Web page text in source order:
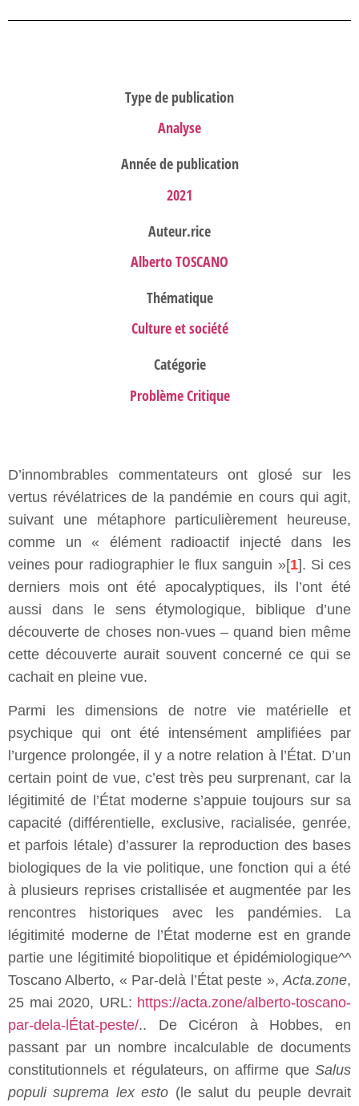
Type de publication
Analyse
Année de publication
2021
Auteur.rice
Alberto TOSCANO
Thématique
Culture et société
Catégorie
Problème Critique
D’innombrables commentateurs ont glosé sur les
vertus révélatrices de la pandémie en cours qui agit,
suivant une métaphore particulièrement heureuse,
comme un « élément radioactif injecté dans les
veines pour radiographier le flux sanguin »[1]. Si ces
derniers mois ont été apocalyptiques, ils l’ont été
aussi dans le sens étymologique, biblique d’une
découverte de choses non-vues – quand bien même
cette découverte aurait souvent concerné ce qui se
cachait en pleine vue.
Parmi les dimensions de notre vie matérielle et
psychique qui ont été intensément amplifiées par
l’urgence prolongée, il y a notre relation à l’État. D’un
certain point de vue, c’est très peu surprenant, car la
légitimité de l’État moderne s’appuie toujours sur sa
capacité (différentielle, exclusive, racialisée, genrée,
et parfois létale) d’assurer la reproduction des bases
biologiques de la vie politique, une fonction qui a été
à plusieurs reprises cristallisée et augmentée par les
rencontres historiques avec les pandémies. La
légitimité moderne de l’État moderne est en grande
partie une légitimité biopolitique et épidémiologique^^
Toscano Alberto, « Par-delà l’État peste »,Acta.zone,
25 mai 2020, URL: https://acta.zone/alberto-toscano-
par-dela-lÉtat-peste/.. De Cicéron à Hobbes, en
passant par un nombre incalculable de documents
constitutionnels et régulateurs, on affirme que Salus
populi suprema lex esto (le salut du peuple devrait